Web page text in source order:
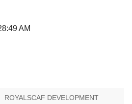
AM
ROYALSCAF DEVELOPMENT